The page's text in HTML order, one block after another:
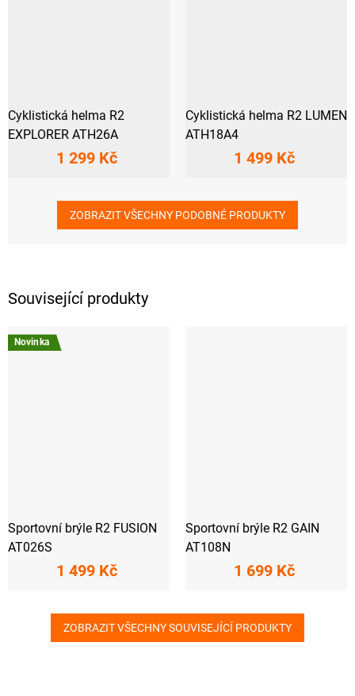
Související produkty
Novinka
Sportovní brýle R2 FUSION
AT026S
1 499 Kč
Sportovní brýle R2 GAIN
AT108N
1 699 Kč
ZOBRAZIT VŠECHNY SOUVISEJÍCÍ PRODUKTY
Cyklistická helma R2
EXPLORER ATH26A
1 299 Kč
Cyklistická helma R2 LUMEN
ATH18A4
1 499 Kč
ZOBRAZIT VŠECHNY PODOBNÉ PRODUKTY